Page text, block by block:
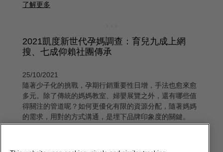
了解更多
2021凱度新世代孕媽調查：育兒九成上網
搜、七成仰賴社團傳承
25/10/2021
隨著少子化的挑戰，孕期行銷重要性日增，手法也愈來愈
多元。除了傳統的媽媽教室、婦嬰展覽之外，還有哪些值
得關注的管道呢？如何更優化有限的資源分配，隨著媽媽
的需求，用對的方式溝通，是埋下品牌印象度的關鍵。